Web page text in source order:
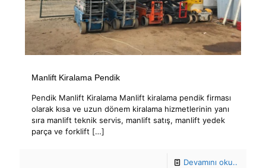
Manlift Kiralama Pendik
Pendik Manlift Kiralama Manlift kiralama pendik firması
olarak kısa ve uzun dönem kiralama hizmetlerinin yanı
sıra manlift teknik servis, manlift satış, manlift yedek
parça ve forklift […]
Devamını oku..